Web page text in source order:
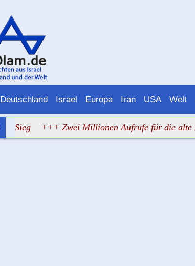
Deutschland Israel Europa Iran USA Welt
+++ Zwei Millionen Aufrufe für die alte Lüge vom